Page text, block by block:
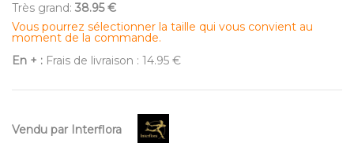
Très grand: 38.95 €
Vous pourrez sélectionner la taille qui vous convient au
moment de la commande.
En + : Frais de livraison : 14.95 €
Vendu par Interflora